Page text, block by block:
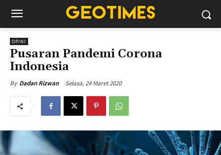
OPINI
Pusaran Pandemi Corona
Indonesia
By Dadan Rizwan Selasa, 24 Maret 2020